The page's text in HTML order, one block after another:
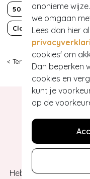
anonieme
we omgaan
Lees dan hier
cookies' om
Dan beperken
cookies en
kunt je
op de
50s 60s Audrey
Classy chic Effen
< Terug | Topvintage >
Heb je vragen of heb